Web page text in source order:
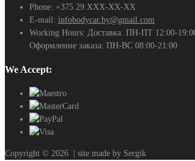
Phone: +375 29 ХХХ-ХХ-ХХ
E-mail: infobodycar.by@gmail.com
Working Hours: Доставка: ПН-ПТ 12:00-
Оформление заказа: ПН-ВС 08:00-21:00
We Accept:
Copyright © 2026 | site made by Sergik